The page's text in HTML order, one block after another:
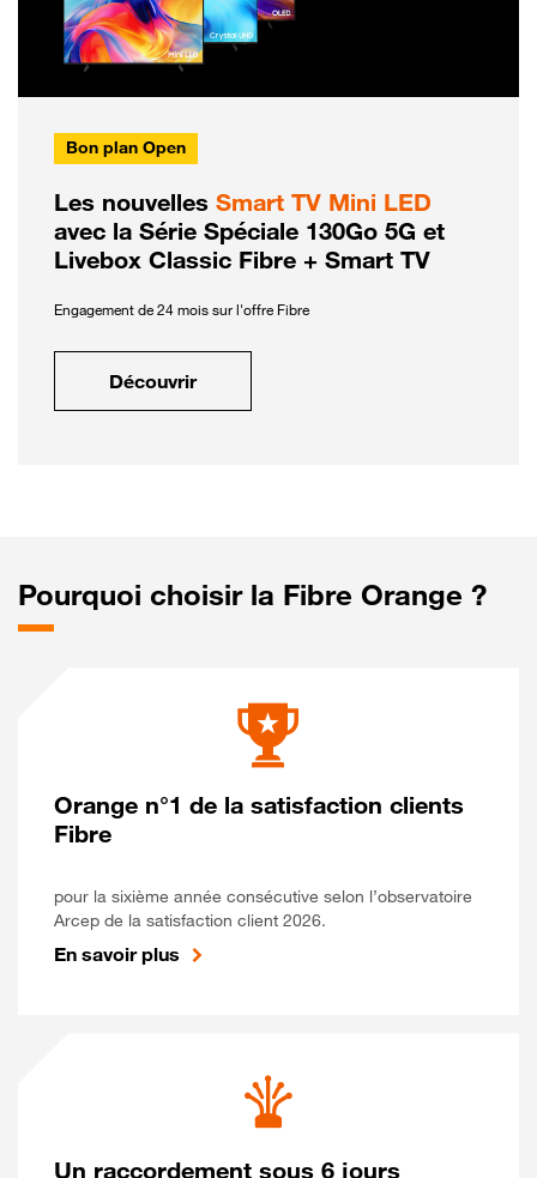
Bon plan Open
Les nouvelles Smart TV Mini LED
avec la Série Spéciale 130Go 5G et
Livebox Classic Fibre + Smart TV
Engagement de 24 mois sur l'offre Fibre
Découvrir
Pourquoi choisir la Fibre Orange ?
Orange n°1 de la satisfaction clients
Fibre
pour la sixième année consécutive selon l’observatoire
Arcep de la satisfaction client 2026.
En savoir plus
Un raccordement sous 6 jours